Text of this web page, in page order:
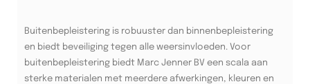
Buitenbepleistering is robuuster dan binnenbepleistering
en biedt beveiliging tegen alle weersinvloeden. Voor
buitenbepleistering biedt Marc Jenner BV een scala aan
sterke materialen met meerdere afwerkingen, kleuren en